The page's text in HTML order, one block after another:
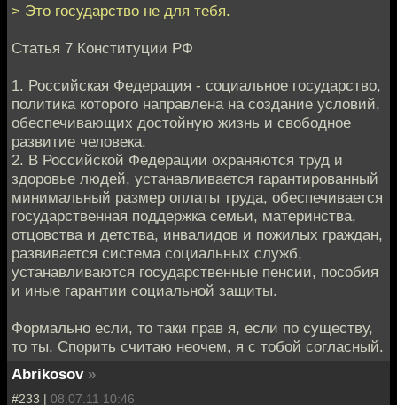
> Это государство не для тебя.
Статья 7 Конституции РФ
1. Российская Федерация - социальное государство,
политика которого направлена на создание условий,
обеспечивающих достойную жизнь и свободное
развитие человека.
2. В Российской Федерации охраняются труд и
здоровье людей, устанавливается гарантированный
минимальный размер оплаты труда, обеспечивается
государственная поддержка семьи, материнства,
отцовства и детства, инвалидов и пожилых граждан,
развивается система социальных служб,
устанавливаются государственные пенсии, пособия
и иные гарантии социальной защиты.
Формально если, то таки прав я, если по существу,
то ты. Спорить считаю неочем, я с тобой согласный.
Abrikosov »
#233 | 08.07.11 10:46